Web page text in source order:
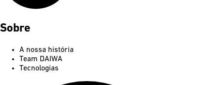
Sobre
A nossa história
Team DAIWA
Tecnologias